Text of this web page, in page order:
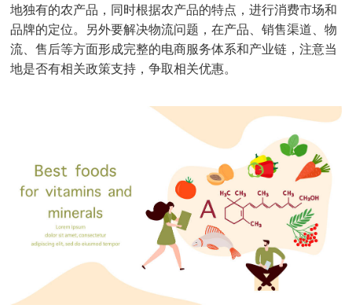
地独有的农产品，同时根据农产品的特点，进行消费市场和
品牌的定位。另外要解决物流问题，在产品、销售渠道、物
流、售后等方面形成完整的电商服务体系和产业链，注意当
地是否有相关政策支持，争取相关优惠。